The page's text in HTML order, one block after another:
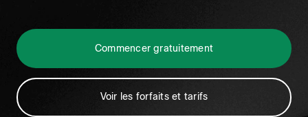
Commencer gratuitement
Voir les forfaits et tarifs